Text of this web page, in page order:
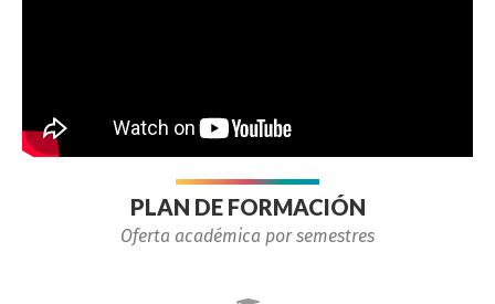
PLAN DE FORMACIÓN
Oferta académica por semestres